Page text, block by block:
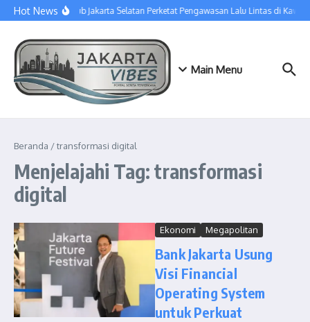
Lewati ke konten
Hot NewsSudinhub Jakarta Selatan Perketat Pengawasan Lalu Lintas di
Main Menu
Beranda /transformasi digital
Menjelajahi Tag: transformasi
digital
Ekonomi Megapolitan
Bank Jakarta Usung
Visi Financial
Operating System
untuk Perkuat